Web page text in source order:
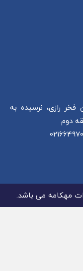
فخر رازی، نرسیده به
مهکامه می باشد.